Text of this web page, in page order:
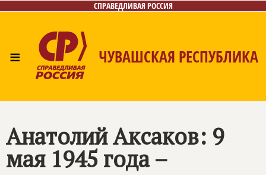
СПРАВЕДЛИВАЯ РОССИЯ
≡ ЧУВАШСКАЯ РЕСПУБЛИКА
Контакты
Анатолий Аксаков: 9
мая 1945 года –